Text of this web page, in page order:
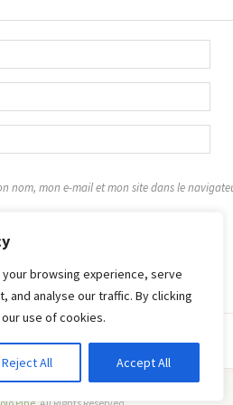
browsing experience, serve
and analyse our traffic. By clicking
use of cookies.
Reject All Accept All
nom, mon e-mail et mon site dans le